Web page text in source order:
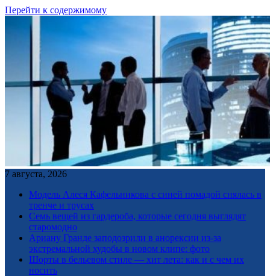
Перейти к содержимому
7 августа, 2026
Модель Алеся Кафельникова с синей помадой снялась в
тренче и трусах
Семь вещей из гардероба, которые сегодня выглядят
старомодно
Ариану Гранде заподозрили в анорексии из-за
экстремальной худобы в новом клипе: фото
Шорты в бельевом стиле — хит лета: как и с чем их
носить